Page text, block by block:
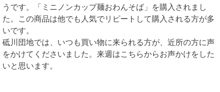
うです。「ミニノンカップ麺おわんそば」を購入されまし
た。この商品は他でも人気でリピートして購入される方が多
いです。
砥川団地では、いつも買い物に来られる方が、近所の方に声
をかけてくださいました。来週はこちらからお声かけをした
いと思います。